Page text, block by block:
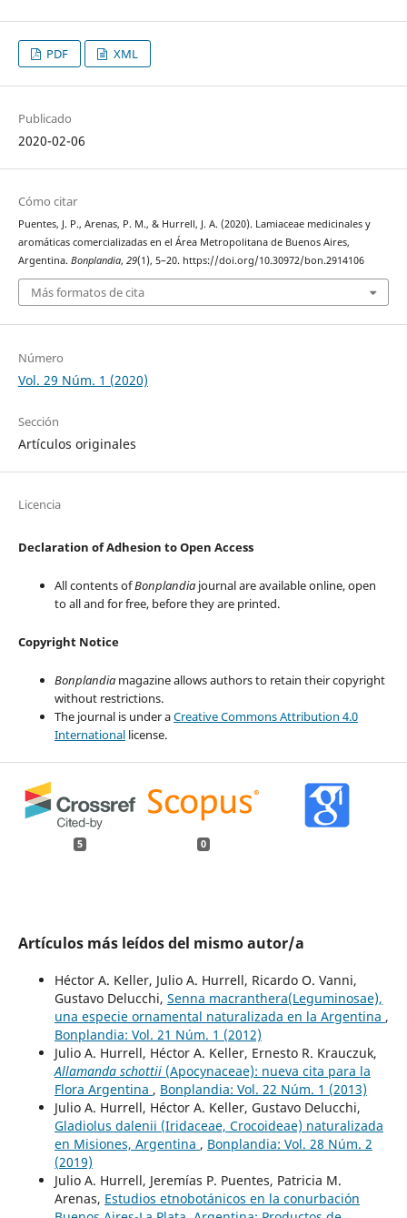
PDF XML
Publicado
2020-02-06
Cómo citar
Puentes, J. P., Arenas, P. M., & Hurrell, J. A. (2020). Lamiaceae medicinales y
aromáticas comercializadas en el Área Metropolitana de Buenos Aires,
Argentina. Bonplandia, 29(1), 5–20. https://doi.org/10.30972/bon.2914106
Más formatos de cita
Número
Vol. 29 Núm. 1 (2020)
Sección
Artículos originales
Licencia
Declaration of Adhesion to Open Access
All contents ofBonplandiajournal are available online, open
to all and for free, before they are printed.
Copyright Notice
Bonplandiamagazine allows authors to retain their copyright
without restrictions.
The journal is under aCreative Commons Attribution 4.0
Internationallicense.
5 0
Artículos más leídos del mismo autor/a
Héctor A. Keller, Julio A. Hurrell, Ricardo O. Vanni,
Gustavo Delucchi, Senna macranthera(Leguminosae),
una especie ornamental naturalizada en la Argentina ,
Bonplandia: Vol. 21 Núm. 1 (2012)
Julio A. Hurrell, Héctor A. Keller, Ernesto R. Krauczuk,
Allamanda schottii(Apocynaceae): nueva cita para la
Flora Argentina , Bonplandia: Vol. 22 Núm. 1 (2013)
Julio A. Hurrell, Héctor A. Keller, Gustavo Delucchi,
Gladiolus dalenii (Iridaceae, Crocoideae) naturalizada
en Misiones, Argentina , Bonplandia: Vol. 28 Núm. 2
(2019)
Julio A. Hurrell, Jeremías P. Puentes, Patricia M.
Arenas, Estudios etnobotánicos en la conurbación